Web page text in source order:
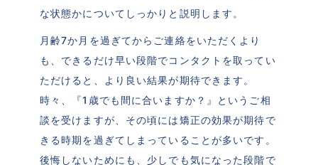
な状態かについてしっかりと説明します。
月齢7か月を過ぎてからご連絡をいただくより
も、できるだけ早い段階でコンタクトを取ってい
ただけると、より良い結果が期待できます。
時々、『1歳でも間に合いますか？』というご相
談を受けますが、その頃には矯正の効果が期待で
きる時期を過ぎてしまっていることが多いです。
後悔しないためにも、少しでも気になった段階で